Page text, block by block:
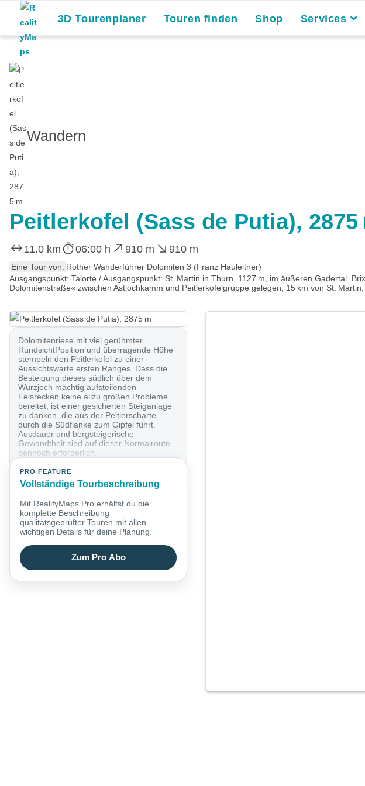
3D Tourenplaner Touren finden Shop Services
Wandern
Peitlerkofel (Sass de Putia), 2875
11.0 km 06:00 h 910 m 910 m
Eine Tour von: Rother Wanderführer Dolomiten 3 (Franz Hauleitner)
Ausgangspunkt: Talorte / Ausgangspunkt: St. Martin in Thurn, 1127 m, im äußeren Gadertal.
Dolomitenstraße« zwischen Astjochkamm und Peitlerkofelgruppe gelegen, 15 km von St.
Dolomitenriese mit viel gerühmter
RundsichtPosition und überragende Höhe
stempeln den Peitlerkofel zu einer
Aussichtswarte ersten Ranges. Dass die
Besteigung dieses südlich über dem
Würzjoch mächtig aufsteilenden
Felsrecken keine allzu großen Probleme
bereitet, ist einer gesicherten Steiganlage
zu danken, die aus der Peitlerscharte
durch die Südflanke zum Gipfel führt.
Ausdauer und bergsteigerische
Gewandtheit sind auf dieser Normalroute
dennoch erforderlich.
PRO FEATURE
Vollständige Tourbeschreibung
Mit RealityMaps Pro erhältst du die
komplette Beschreibung
qualitätsgeprüfter Touren mit allen
wichtigen Details für deine Planung.
Zum Pro Abo